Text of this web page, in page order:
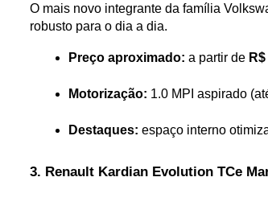
O mais novo integrante da família
robusto para o dia a dia.
Preço aproximado: a partir de
Motorização: 1.0 MPI aspirado
Destaques: espaço interno
3. Renault Kardian Evolution TCe